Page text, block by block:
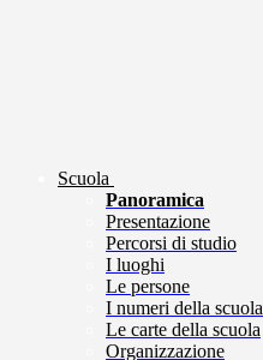
Scuola
Panoramica
Presentazione
Percorsi di studio
I luoghi
Le persone
I numeri della scuola
Le carte della scuola
Organizzazione